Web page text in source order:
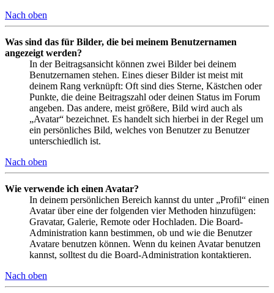
Nach oben
Was sind das für Bilder, die bei meinem Benutzernamen
angezeigt werden?
In der Beitragsansicht können zwei Bilder bei deinem
Benutzernamen stehen. Eines dieser Bilder ist meist mit
deinem Rang verknüpft: Oft sind dies Sterne, Kästchen oder
Punkte, die deine Beitragszahl oder deinen Status im Forum
angeben. Das andere, meist größere, Bild wird auch als
„Avatar“ bezeichnet. Es handelt sich hierbei in der Regel um
ein persönliches Bild, welches von Benutzer zu Benutzer
unterschiedlich ist.
Nach oben
Wie verwende ich einen Avatar?
In deinem persönlichen Bereich kannst du unter „Profil“ einen
Avatar über eine der folgenden vier Methoden hinzufügen:
Gravatar, Galerie, Remote oder Hochladen. Die Board-
Administration kann bestimmen, ob und wie die Benutzer
Avatare benutzen können. Wenn du keinen Avatar benutzen
kannst, solltest du die Board-Administration kontaktieren.
Nach oben